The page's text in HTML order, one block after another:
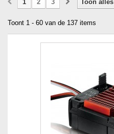
Toon alles
1 2 3
Toont 1 - 60 van de 137 items